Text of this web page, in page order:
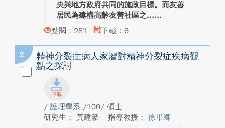
央與地方政府共同的施政目標。而友善
居民為建構高齡友善社區之...
點閱：281
下載：6
2
精神分裂症病人家屬對精神分裂症疾病觀
點之探討
/ 護理學系 /100/ 碩士
研究生： 黃建豪
指導教授： 徐畢卿